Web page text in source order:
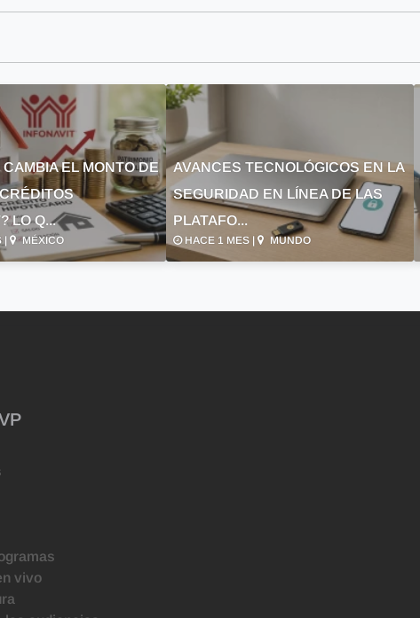
EL MONTO DE
LO Q...
| MÉXICO
AVANCES TECNOLÓGICOS EN LA
SEGURIDAD EN LÍNEA DE LAS
PLATAFO...
HACE 1 MES | MUNDO
vivo